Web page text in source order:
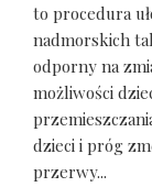
to procedura
nadmorskich
odporny na
możliwości
dzieci i próg
przerwy...